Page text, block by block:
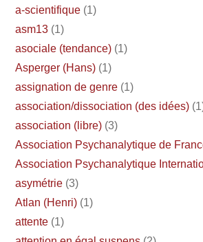
a-scientifique (1)
asm13 (1)
asociale (tendance) (1)
Asperger (Hans) (1)
assignation de genre (1)
association/dissociation (des idées)
association (libre) (3)
Association Psychanalytique de
Association Psychanalytique
asymétrie (3)
Atlan (Henri) (1)
attente (1)